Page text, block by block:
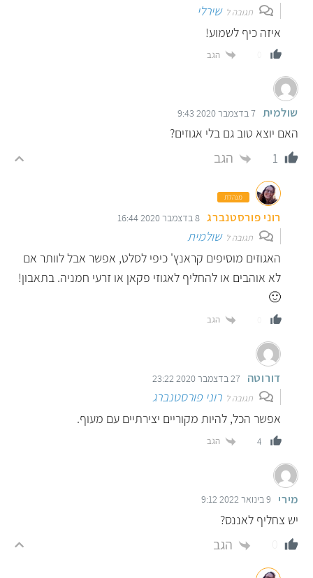
תגובה לשירלי
איזה כיף לשמוע!
הגב
שולמית 7 בדצמבר 2020 9:43
האם יוצא טוב גם בלי אגוזים?
1
הגב
מנהלת
רוני פורסטנברג 8 בדצמבר 2020 16:44
תגובה לשולמית
האגוזים מוסיפים קראנץ' כיפי לסלט, אפשר אבל לוותר אם
לא אוהבים או להחליף לאגוזי פקאן או זרעי חמניה. בתאבון!
🙂
הגב
דורוטה 27 בדצמבר 2020 23:22
תגובה לרוני פורסטנברג
אפשר הכל, להיות מקוריים יצירתיים עם מעוף.
4 הגב
מירי 9 בינואר 2022 9:12
יש צחליף לאננס?
הגב